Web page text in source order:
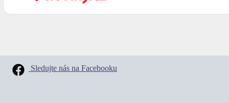
Sledujte nás na Facebooku